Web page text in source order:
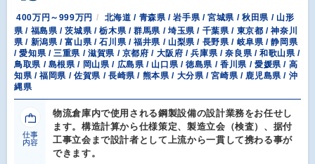
400万円～999万円
北海道 / 青森県 / 岩手県 / 宮城県 / 秋田県 / 山形
県 / 福島県 / 茨城県 / 栃木県 / 群馬県 / 埼玉県 / 千葉県 / 東京都 / 神奈川
県 / 新潟県 / 富山県 / 石川県 / 福井県 / 山梨県 / 長野県 / 岐阜県 / 静岡県
/ 愛知県 / 三重県 / 滋賀県 / 京都府 / 大阪府 / 兵庫県 / 奈良県 / 和歌山県 /
鳥取県 / 島根県 / 岡山県 / 広島県 / 山口県 / 徳島県 / 香川県 / 愛媛県 / 高
知県 / 福岡県 / 佐賀県 / 長崎県 / 熊本県 / 大分県 / 宮崎県 / 鹿児島県 / 沖
縄県
仕事
内容
物流倉庫内で使用される鋼製設備の設計業務をお任せし
ます。構造計算から仕様策定、製造立会（検査）、据付
工事立会まで設計者として上流から一貫して携わる事が
できます。